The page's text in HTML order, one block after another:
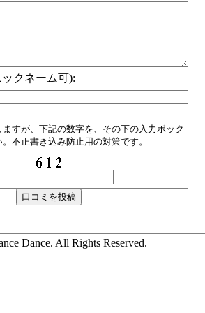
クネーム可):
すが、下記の数字を、その下の入力ボック
不正書き込み防止用の対策です。
Dance. All Rights Reserved.